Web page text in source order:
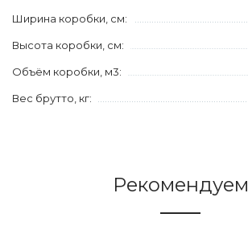
Ширина коробки, см:
Высота коробки, см:
Объём коробки, м3:
Вес брутто, кг:
Рекомендуем